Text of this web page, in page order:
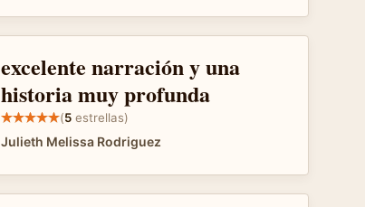
excelente narración y una
historia muy profunda
(5 estrellas)
Julieth Melissa Rodriguez